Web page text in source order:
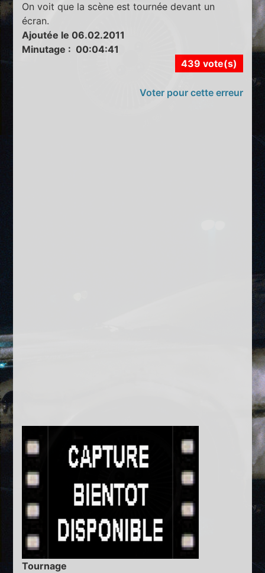
On voit que la scène est tournée devant un
écran.
Ajoutée le 06.02.2011
Minutage : 00:04:41
439 vote(s)
Voter pour cette erreur
Tournage